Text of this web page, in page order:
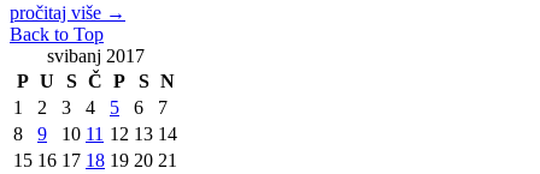
pročitaj više →
Back to Top
svibanj 2017
P U S Č P S N
1
2 3 4 5 6
7
8
9 10 11 12 13 14
15 16 17 18 19 20 21